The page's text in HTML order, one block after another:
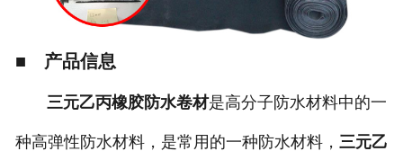
■ 产品信息
三元乙丙橡胶防水卷材是高分子防水材料中的一
种高弹性防水材料，是常用的一种防水材料， 三元乙